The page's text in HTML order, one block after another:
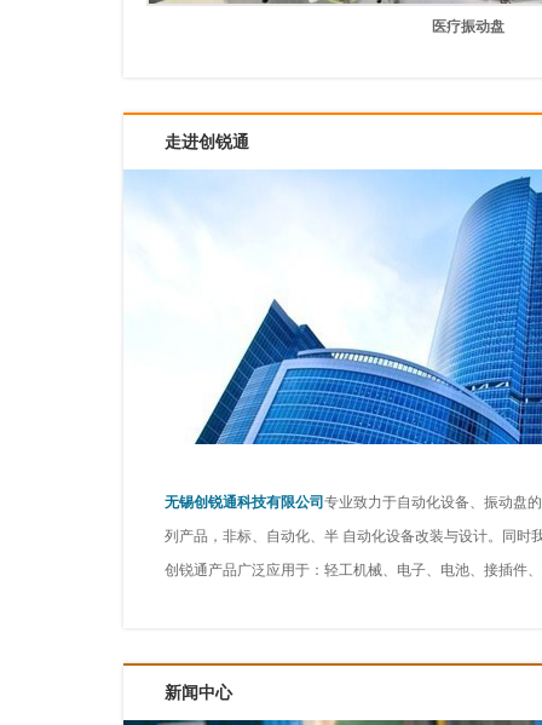
医疗振动盘
走进创锐通
无锡创锐通科技有限公司专业致力于自动化设备、振动盘
列产品，非标、自动化、半 自动化设备改装与设计。同时
创锐通产品广泛应用于：轻工机械、电子、电池、接插件
新闻中心